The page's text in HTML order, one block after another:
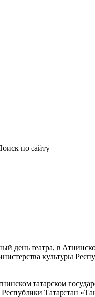
по сайту
день театра, в
культуры
татарском
Татарстан